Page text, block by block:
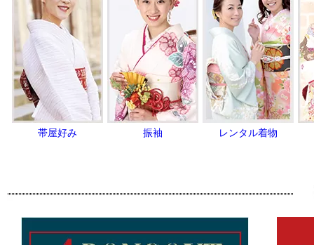
帯屋好み 振袖 レンタル着物